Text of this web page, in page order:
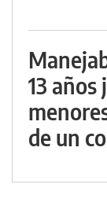
13
de un